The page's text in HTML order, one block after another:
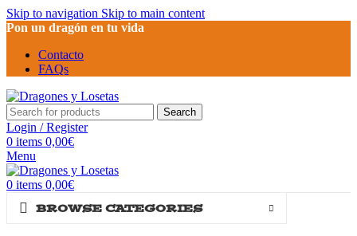
Skip to navigation Skip to main content
Pon un dragón en tu vida
Contacto
FAQs
Search
Login / Register
0 items 0,00€
Menu
0 items 0,00€
BROWSE CATEGORIES